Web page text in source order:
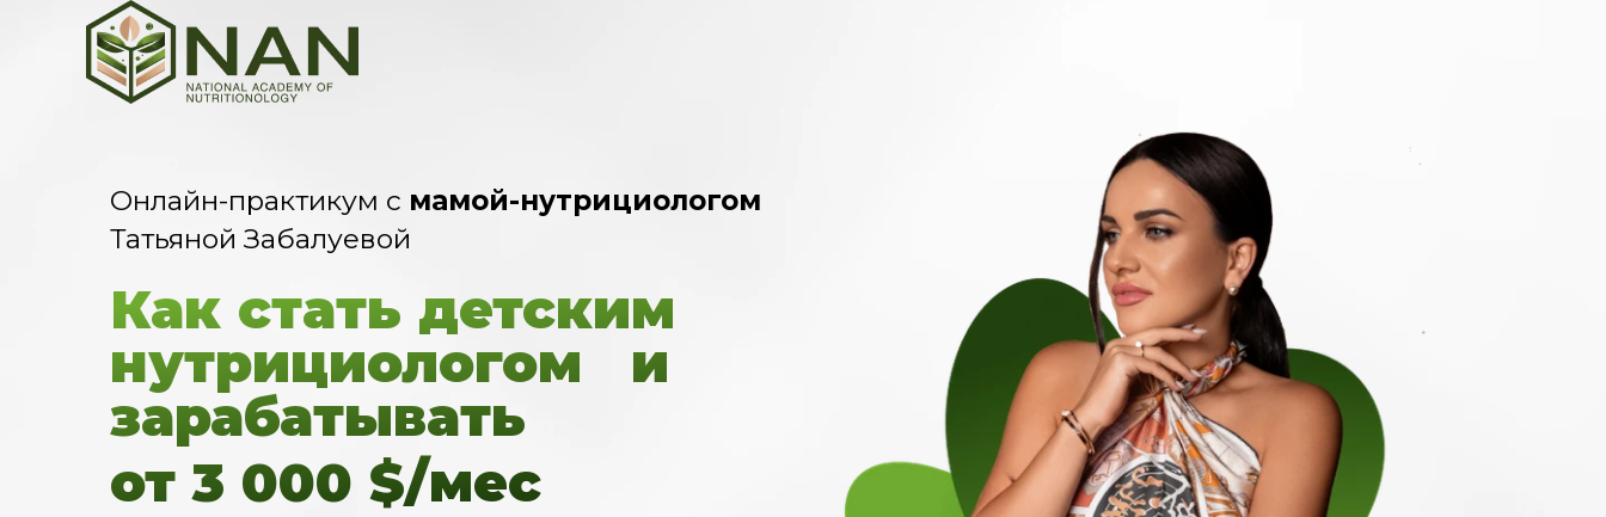
Онлайн-практикум с мамой-нутрициологом
Татьяной Забалуевой
Как стать детским
нутрициологом и
зарабатывать
от 3 000 $/мес